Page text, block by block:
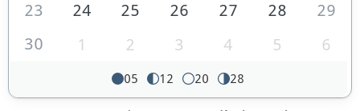
23
24 25 26 27 28
29
30
1 2 3 4 5 6
05 12 20 28